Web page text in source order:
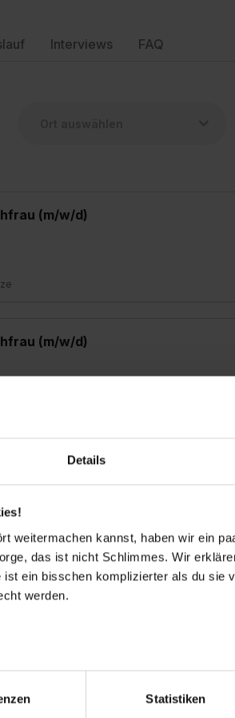
Details
weitermachen kannst, haben wir ein
das ist nicht Schlimmes. Wir
ein bisschen komplizierter als du sie
werden.
unserer Webseite („Notwendig“), um
( „Präferenzen“), die Zugriffe auf
unserer Website an unsere
Statistiken
Interviews FAQ
(m/w/d)
(m/w/d)
(m/w/d)